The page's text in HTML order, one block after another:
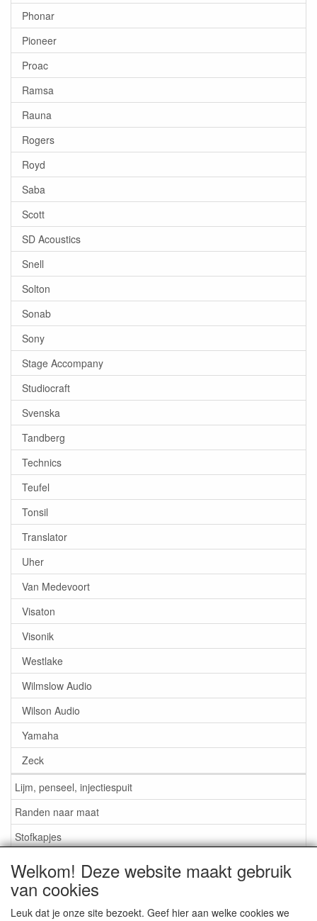
Phonar
Pioneer
Proac
Ramsa
Rauna
Rogers
Royd
Saba
Scott
SD Acoustics
Snell
Solton
Sonab
Sony
Stage Accompany
Studiocraft
Svenska
Tandberg
Technics
Teufel
Tonsil
Translator
Uher
Van Medevoort
Visaton
Visonik
Westlake
Wilmslow Audio
Wilson Audio
Yamaha
Zeck
Lijm, penseel, injectiespuit
Randen naar maat
Stofkapjes
Informatie
Welkom! Deze website maakt gebruik
van cookies
Leuk dat je onze site bezoekt. Geef hier aan welke cookies we